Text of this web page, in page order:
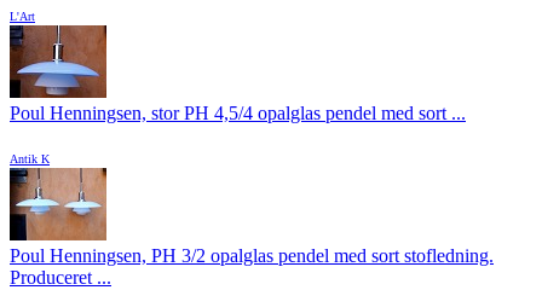
L'Art
Poul Henningsen, stor PH 4,5/4 opalglas pendel med sort ...
Antik K
Poul Henningsen, PH 3/2 opalglas pendel med sort stofledning.
Produceret ...